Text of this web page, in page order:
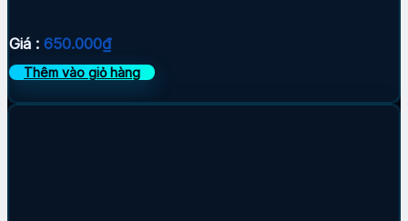
Giá : 650.000₫
Thêm vào giỏ hàng